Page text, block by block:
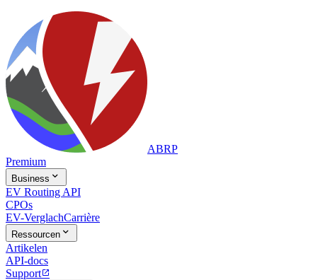
ABRP
Premium
Business 
EV Routing API
CPOs
EV-VerglachCarrière
Ressourcen 
Artikelen
API-docs
Support